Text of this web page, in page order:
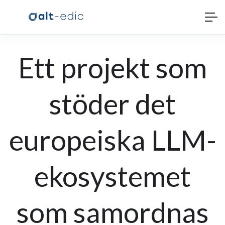
Ett projekt som
stöder det
europeiska LLM-
ekosystemet
som samordnas